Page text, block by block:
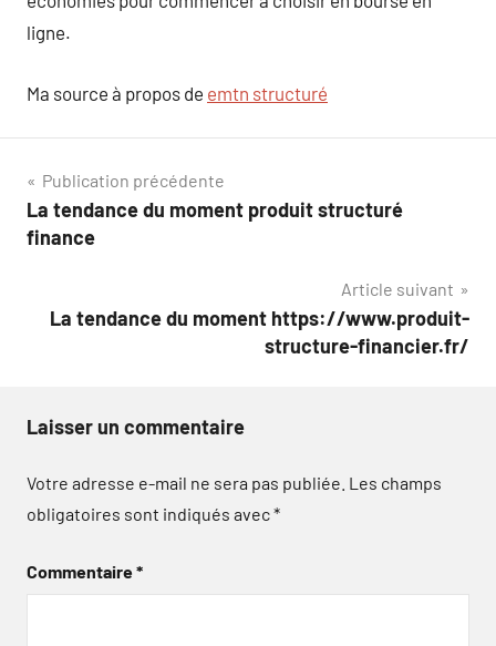
ligne.
Ma source à propos de emtn structuré
Navigation
de
Publication précédente
La tendance du moment produit structuré
finance
Article suivant
La tendance du moment https://www.produit-
structure-financier.fr/
Laisser un commentaire
Votre adresse e-mail ne sera pas publiée. Les champs
obligatoires sont indiqués avec*
Commentaire*